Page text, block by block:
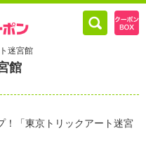
迷宮館
館
！「東京トリックアート迷宮